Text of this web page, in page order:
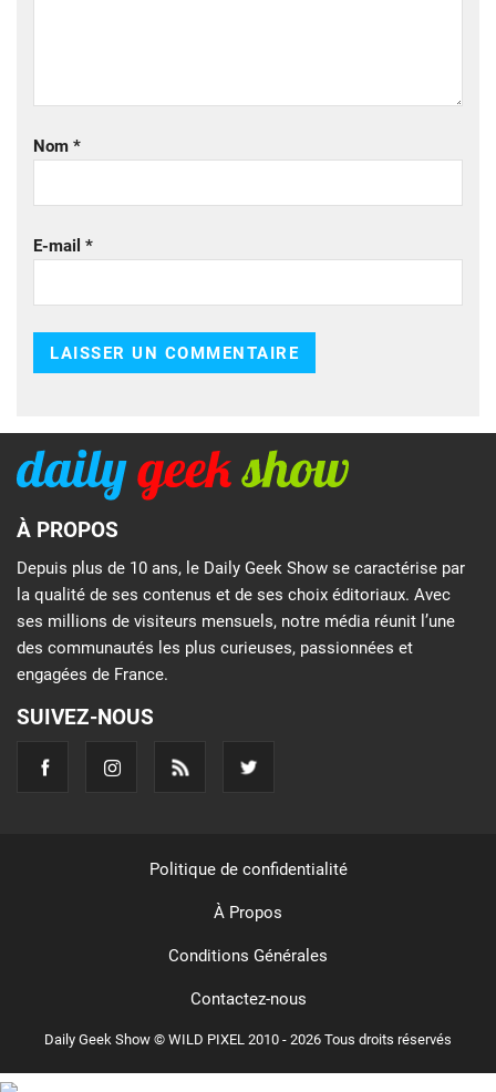
Nom *
E-mail *
À PROPOS
Depuis plus de 10 ans, le Daily Geek Show se caractérise par
la qualité de ses contenus et de ses choix éditoriaux. Avec
ses millions de visiteurs mensuels, notre média réunit l’une
des communautés les plus curieuses, passionnées et
engagées de France.
SUIVEZ-NOUS
Daily Geek Show © WILD PIXEL 2010 - 2026 Tous droits réservés
Politique de confidentialité
À Propos
Conditions Générales
Contactez-nous